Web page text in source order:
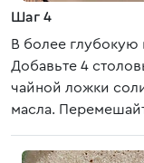
Шаг 4
В более глубокую
Добавьте 4
чайной ложки
масла.